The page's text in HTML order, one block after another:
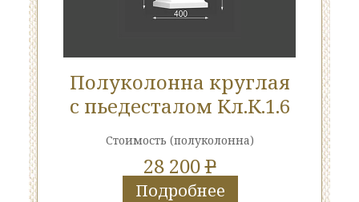
Полуколонна круглая
с пьедесталом Кл.К.1.6
Стоимость (полуколонна)
28 200P
Подробнее